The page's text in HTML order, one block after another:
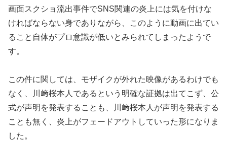
画面スクショ流出事件でSNS関連の炎上には気を付けな
ければならない身でありながら、このように動画に出てい
ること自体がプロ意識が低いとみられてしまったようで
す。
この件に関しては、モザイクが外れた映像があるわけでも
なく、川﨑桜本人であるという明確な証拠は出てこず、公
式が声明を発表することも、川﨑桜本人が声明を発表する
ことも無く、炎上がフェードアウトしていった形になりま
した。